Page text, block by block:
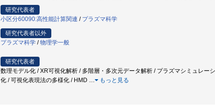
研究代表者
小区分60090:高性能計算関連 / プラズマ科学
研究代表者以外
プラズマ科学 /物理学一般
研究代表者
数理モデル化 / XR可視化解析 / 多階層・多次元データ解析 / プラズマシミュレ
化 / 可視化表現法の多様化 / HMD … もっと見る